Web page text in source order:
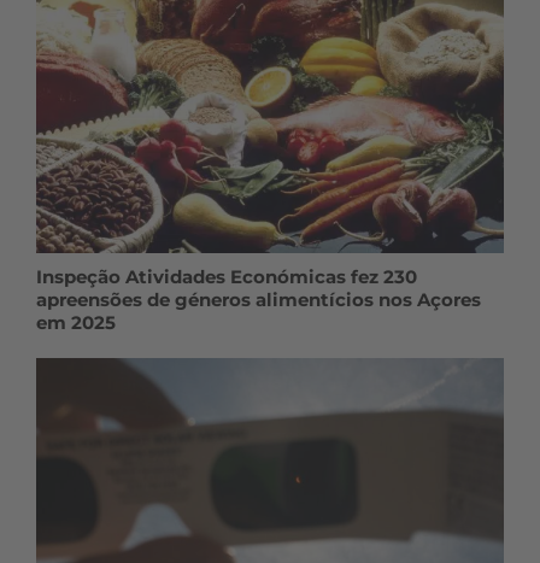
Inspeção Atividades Económicas fez 230
apreensões de géneros alimentícios nos Açores
em 2025